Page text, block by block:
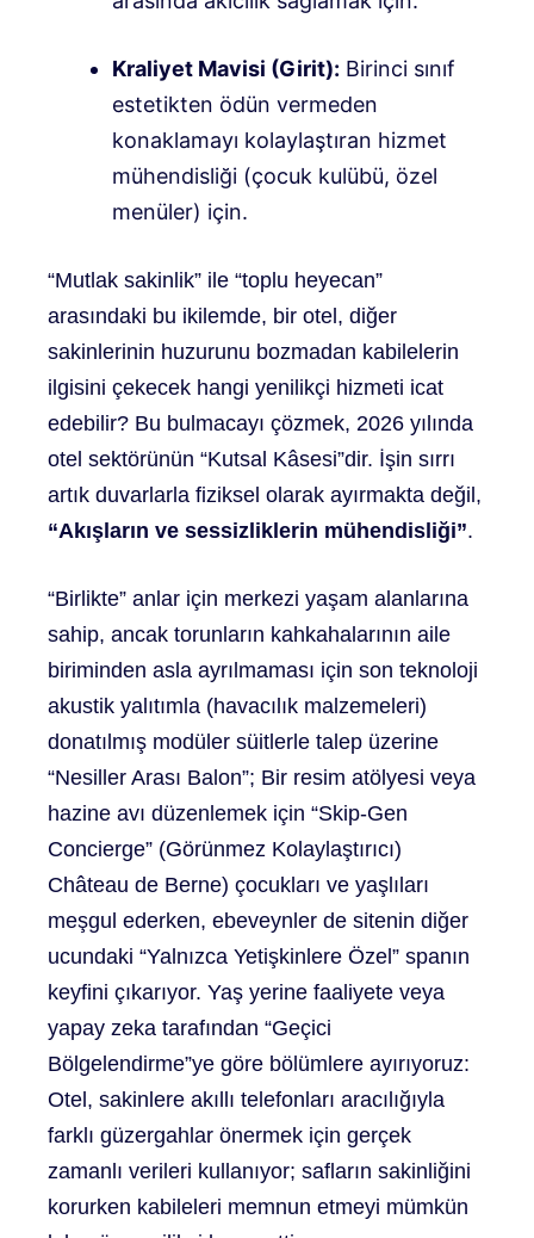
Kraliyet Mavisi (Girit): Birinci sınıf
estetikten ödün vermeden
konaklamayı kolaylaştıran hizmet
mühendisliği (çocuk kulübü, özel
menüler) için.
“Mutlak sakinlik” ile “toplu heyecan”
arasındaki bu ikilemde, bir otel, diğer
sakinlerinin huzurunu bozmadan kabilelerin
ilgisini çekecek hangi yenilikçi hizmeti icat
edebilir? Bu bulmacayı çözmek, 2026 yılında
otel sektörünün “Kutsal Kâsesi”dir. İşin sırrı
artık duvarlarla fiziksel olarak ayırmakta değil,
“Akışların ve sessizliklerin mühendisliği”.
“Birlikte” anlar için merkezi yaşam alanlarına
sahip, ancak torunların kahkahalarının aile
biriminden asla ayrılmaması için son teknoloji
akustik yalıtımla (havacılık malzemeleri)
donatılmış modüler süitlerle talep üzerine
“Nesiller Arası Balon”; Bir resim atölyesi veya
hazine avı düzenlemek için “Skip-Gen
Concierge” (Görünmez Kolaylaştırıcı)
Château de Berne) çocukları ve yaşlıları
meşgul ederken, ebeveynler de sitenin diğer
ucundaki “Yalnızca Yetişkinlere Özel” spanın
keyfini çıkarıyor. Yaş yerine faaliyete veya
yapay zeka tarafından “Geçici
Bölgelendirme”ye göre bölümlere ayırıyoruz:
Otel, sakinlere akıllı telefonları aracılığıyla
farklı güzergahlar önermek için gerçek
zamanlı verileri kullanıyor; safların sakinliğini
korurken kabileleri memnun etmeyi mümkün